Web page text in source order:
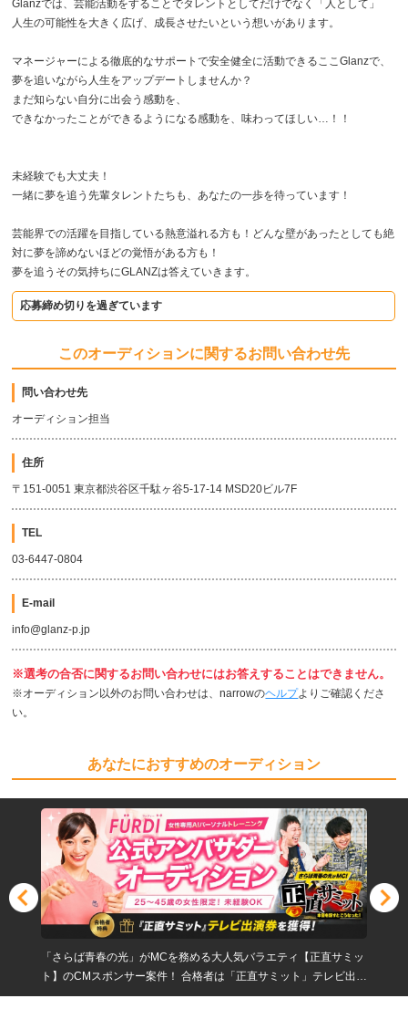
Glanzでは、芸能活動をすることでタレントとしてだけでなく「人として」
人生の可能性を大きく広げ、成長させたいという想いがあります。
マネージャーによる徹底的なサポートで安全健全に活動できるここGlanzで、
夢を追いながら人生をアップデートしませんか？
まだ知らない自分に出会う感動を、
できなかったことができるようになる感動を、味わってほしい…！！
未経験でも大丈夫！
一緒に夢を追う先輩タレントたちも、あなたの一歩を待っています！
芸能界での活躍を目指している熱意溢れる方も！どんな壁があったとしても絶
対に夢を諦めないほどの覚悟がある方も！
夢を追うその気持ちにGLANZは答えていきます。
応募締め切りを過ぎています
このオーディションに関するお問い合わせ先
問い合わせ先
オーディション担当
住所
〒151-0051 東京都渋谷区千駄ヶ谷5-17-14 MSD20ビル7F
TEL
03-6447-0804
E-mail
info@glanz-p.jp
※選考の合否に関するお問い合わせにはお答えすることはできません。
※オーディション以外のお問い合わせは、narrowのヘルプよりご確認くださ
い。
あなたにおすすめのオーディション
「さらば青春の光」がMCを務める大人気バラエティ【正直サミッ
ト】のCMスポンサー案件！ 合格者は「正直サミット」テレビ出演
権を獲得！